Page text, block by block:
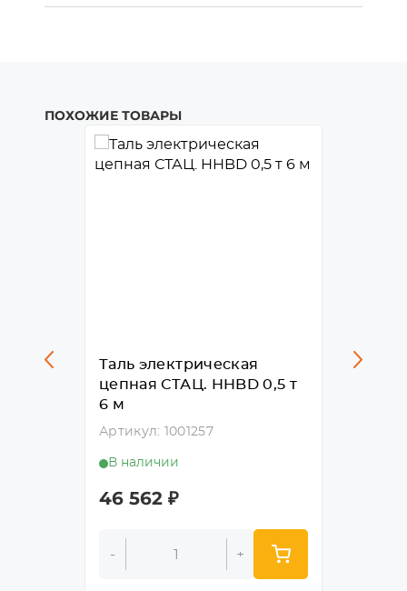
ПОХОЖИЕ ТОВАРЫ
Таль электрическая
цепная СТАЦ. HHBD 0,5 т
6 м
Артикул: 1001257
В наличии
46 562 ₽
- +
Таль